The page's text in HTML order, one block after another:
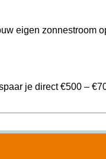
eigen zonnestroom
je direct €500 –